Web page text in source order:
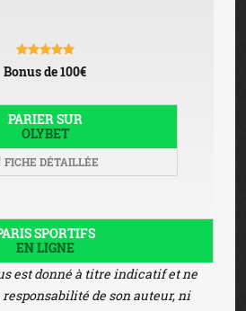
Bonus de 100€
PARIER SUR
OLYBET
FICHE DÉTAILLÉE
SPORTIFS
EN LIGNE
est donné à titre indicatif et ne
de son auteur, ni